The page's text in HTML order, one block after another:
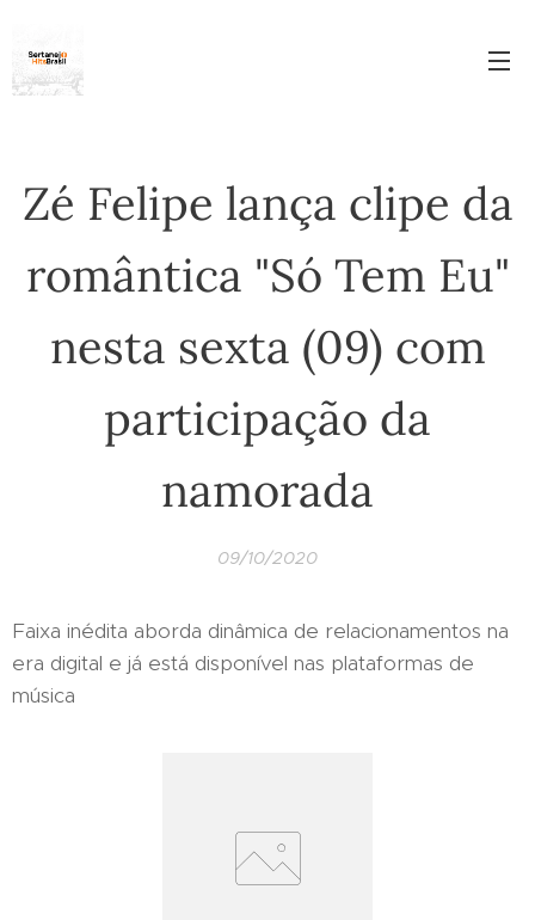
Zé Felipe lança clipe da
romântica "Só Tem Eu"
nesta sexta (09) com
participação da
namorada
09/10/2020
Faixa inédita aborda dinâmica de relacionamentos na
era digital e já está disponível nas plataformas de
música